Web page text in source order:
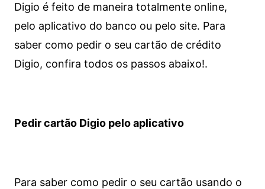
Digio é feito de maneira totalmente online,
pelo aplicativo do banco ou pelo site. Para
saber como pedir o seu cartão de crédito
Digio, confira todos os passos abaixo!.
Pedir cartão Digio pelo aplicativo
Para saber como pedir o seu cartão usando o